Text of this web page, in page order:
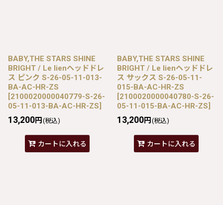
BABY,THE STARS SHINE
BRIGHT / Le lienヘッドドレ
ス ピンク S-26-05-11-013-
BA-AC-HR-ZS
[2100020000040779-S-26-
05-11-013-BA-AC-HR-ZS]
13,200円 (税込)
カートに入れる
BABY,THE STARS SHINE
BRIGHT / Le lienヘッドドレ
ス サックス S-26-05-11-
015-BA-AC-HR-ZS
[2100020000040780-S-26-
05-11-015-BA-AC-HR-ZS]
13,200円 (税込)
カートに入れる